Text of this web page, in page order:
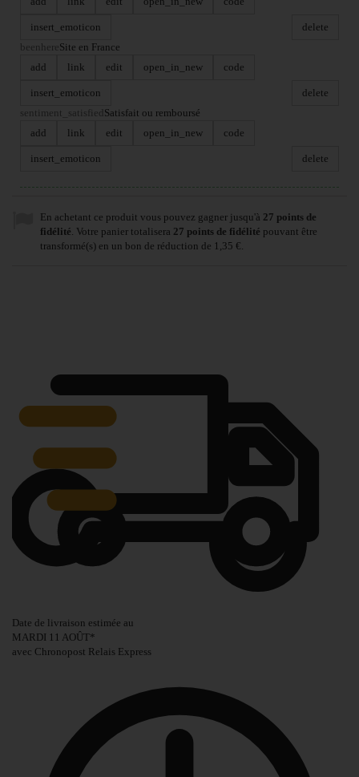
insert_emoticon
delete
beenhereSite en France
add
link edit open_in_new code
insert_emoticon
delete
sentiment_satisfied Satisfait ou remboursé
add
link edit open_in_new code
insert_emoticon delete
En achetant ce produit vous pouvez gagner jusqu'à 27 points de
fidélité . Votre panier totalisera 27 points de fidélité pouvant être
transformé(s) en un bon de réduction de 1,35 €
Date de livraison estimée au
MARDI 11 AOÛT*
avec Chronopost Relais Express